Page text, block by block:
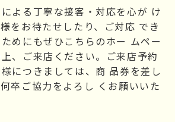
よる丁寧な接客・対応を心が け
をお待たせしたり、ご対応 でき
めにもぜひこちらのホー ムペー
、ご来店ください。ご来店予約
につきましては、商 品券を差し
卒ご協力をよろし くお願いいた